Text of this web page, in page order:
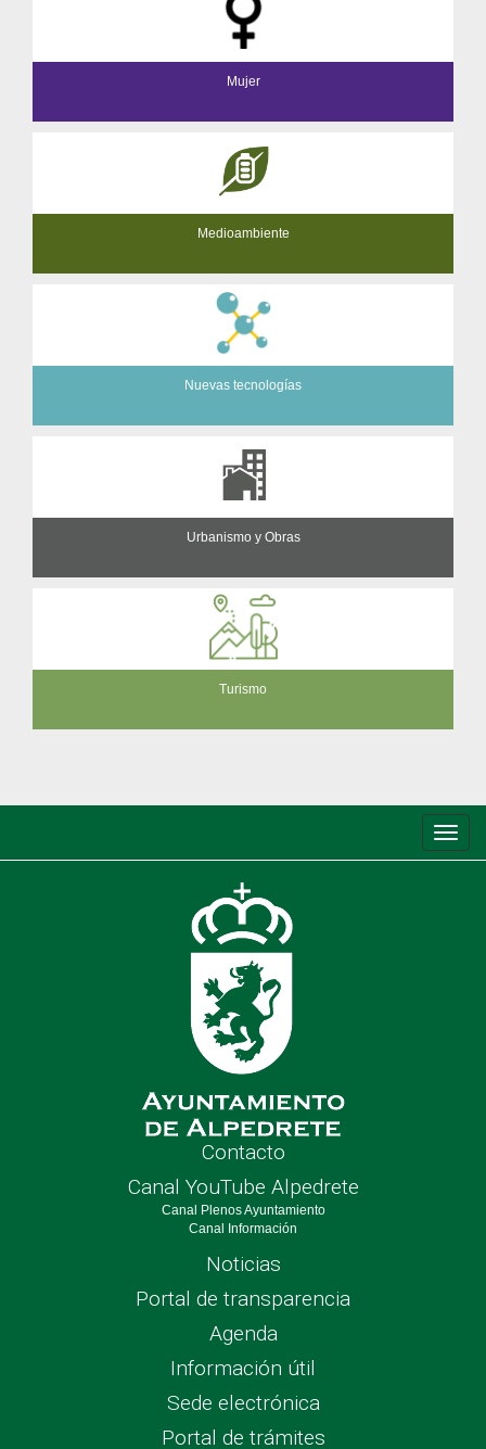
Mujer
Medioambiente
Nuevas tecnologías
Urbanismo y Obras
Turismo
de
Contacto
Canal YouTube Alpedrete
Canal Plenos Ayuntamiento
Canal Información
Noticias
Portal de transparencia
Agenda
Información útil
Sede electrónica
Portal de trámites